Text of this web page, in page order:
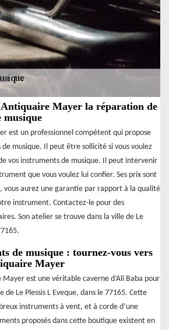
Mayer la réparation de
musique
est un professionnel compétent qui propose
de musique. Il peut être sollicité si vous voulez
vos instruments de musique. Il peut intervenir
que vous voulez lui confier. Ses prix sont
vous aurez une garantie par rapport à la qualité
instrument. Contactez-le pour des
Son atelier se trouve dans la ville de Le
de musique : tournez-vous vers
Mayer
est une véritable caverne d’Ali Baba pour
de Le Plessis L Eveque, dans le 77165. Cette
instruments à vent, et à corde d’une
proposés dans cette boutique existent en